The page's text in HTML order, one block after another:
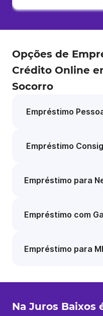
Opções de
Crédito Online
Socorro
Empréstimo
Empréstimo
Empréstimo para
Empréstimo com
Empréstimo para
Na Juros Baixos